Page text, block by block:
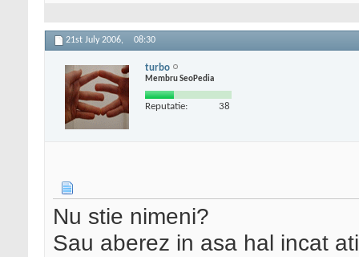
21st July 2006, 08:30
turbo
Membru SeoPedia
Reputatie: 38
Nu stie nimeni?
Sau aberez in asa hal incat